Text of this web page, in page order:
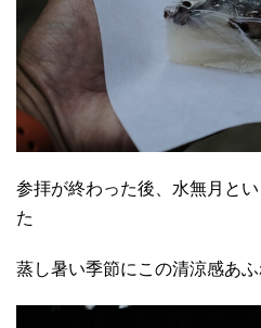
参拝が終わった後、水無月と
た
蒸し暑い季節にこの清涼感あ